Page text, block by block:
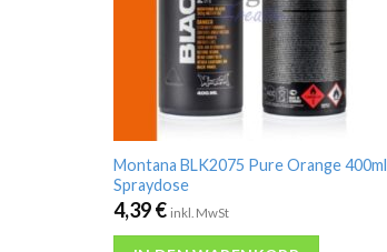
Montana BLK2075 Pure Orange 400ml
Spraydose
4,39€ inkl. MwSt